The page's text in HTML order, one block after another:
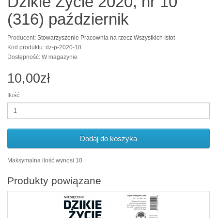
(316) październik
Producent: Stowarzyszenie Pracownia na rzecz Wszystkich Istot
Kod produktu: dz-p-2020-10
Dostępność: W magazynie
10,00zł
Ilość
Dodaj do koszyka
Maksymalna ilość wynosi 10
Produkty powiązane